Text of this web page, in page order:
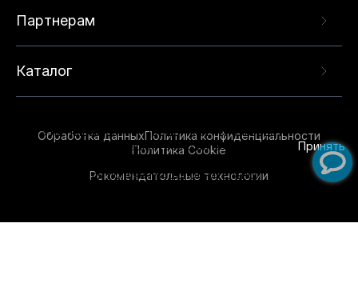
Партнерам
Каталог
Обработка данныхПолитика конфиденциальности
Политика Cookie
Рекомендательные технологии
опыта на нашем сайте. Продолжая использовать
данный сайт, вы соглашаетесь с использованием
технологий. Для получения дополнительной
Принять